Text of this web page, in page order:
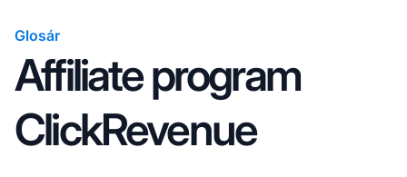
Glosár
Affiliate program
ClickRevenue